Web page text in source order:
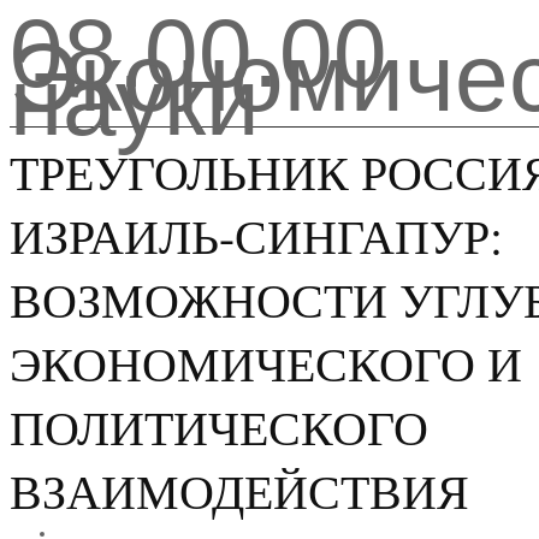
08.00.00
науки
ТРЕУГОЛЬНИК
ИЗРАИЛЬ-СИНГАПУР:
ВОЗМОЖНОСТИ
ЭКОНОМИЧЕСКОГО И
ПОЛИТИЧЕСКОГО
ВЗАИМОДЕЙСТВИЯ